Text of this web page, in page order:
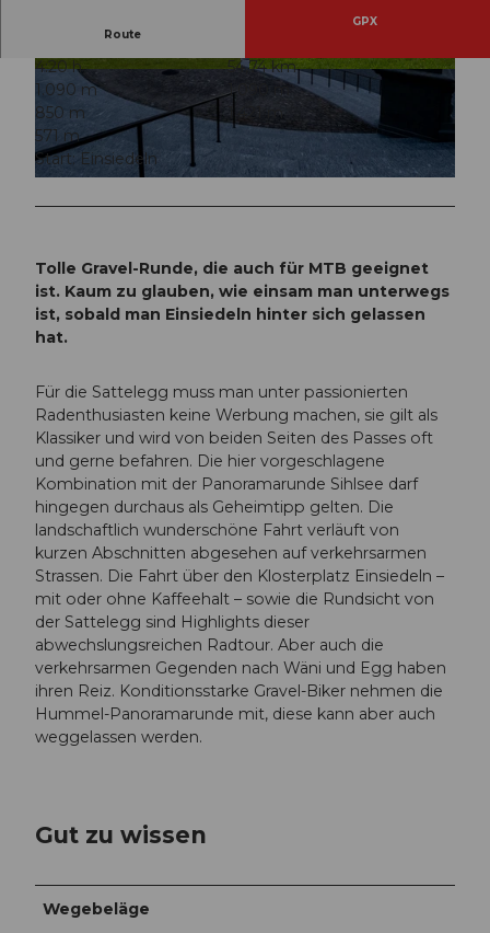
© Xaver Büeler, Schwyz Tourismus © Xaver Büeler, Schwyz Tourismus
Route
GPX
4:20 h
54,74 km
1.090 m
1.090 m
850 m
1.421 m
571 m
Start: Einsiedeln
Tolle Gravel-Runde, die auch für MTB geeignet
ist. Kaum zu glauben, wie einsam man unterwegs
ist, sobald man Einsiedeln hinter sich gelassen
hat.
Für die Sattelegg muss man unter passionierten
Radenthusiasten keine Werbung machen, sie gilt als
Klassiker und wird von beiden Seiten des Passes oft
und gerne befahren. Die hier vorgeschlagene
Kombination mit der Panoramarunde Sihlsee darf
hingegen durchaus als Geheimtipp gelten. Die
landschaftlich wunderschöne Fahrt verläuft von
kurzen Abschnitten abgesehen auf verkehrsarmen
Strassen. Die Fahrt über den Klosterplatz Einsiedeln –
mit oder ohne Kaffeehalt – sowie die Rundsicht von
der Sattelegg sind Highlights dieser
abwechslungsreichen Radtour. Aber auch die
verkehrsarmen Gegenden nach Wäni und Egg haben
ihren Reiz. Konditionsstarke Gravel-Biker nehmen die
Hummel-Panoramarunde mit, diese kann aber auch
weggelassen werden.
Gut zu wissen
Wegebeläge